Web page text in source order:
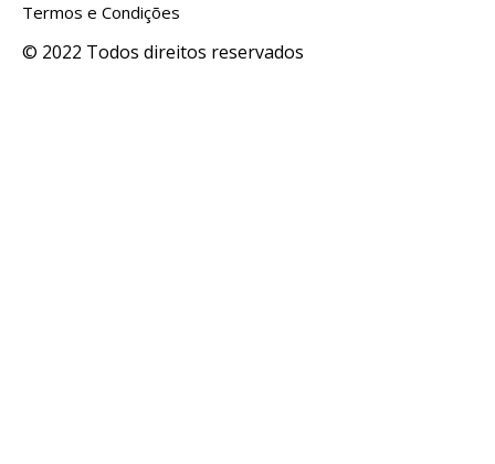
Termos e Condições
© 2022 Todos direitos reservados